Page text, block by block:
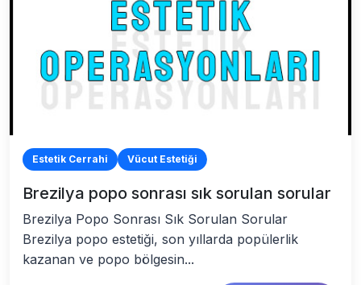
Estetik Cerrahi Vücut Estetiği
Brezilya popo sonrası sık sorulan sorular
Brezilya Popo Sonrası Sık Sorulan Sorular
Brezilya popo estetiği, son yıllarda popülerlik
kazanan ve popo bölgesin...